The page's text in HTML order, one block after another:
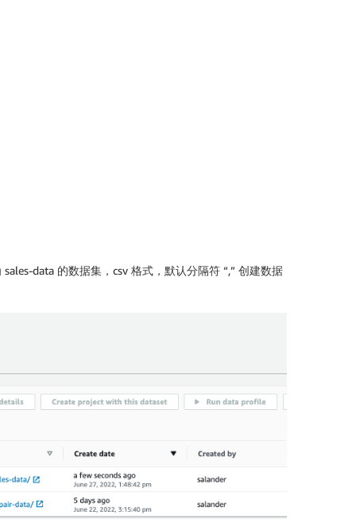
data 的数据集，csv 格式，默认分隔符 “,” 创建数据